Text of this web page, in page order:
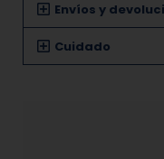
Envíos y
Cuidado